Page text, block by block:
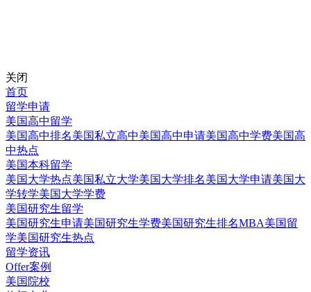
关闭
首页
留学申请
美国高中留学
美国高中排名美国私立高中美国高中申请美国高中学费美国高
中热点
美国本科留学
美国大学热点美国私立大学美国大学排名美国大学申请美国大
学转学美国大学学费
美国研究生留学
美国研究生申请美国研究生学费美国研究生排名MBA美国留
学美国研究生热点
留学资讯
Offer案例
美国院校